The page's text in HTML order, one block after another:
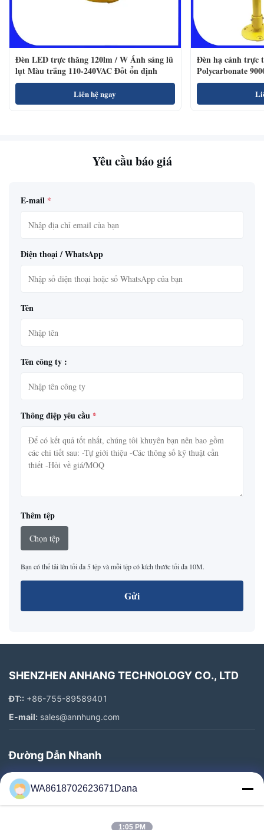
Đèn LED trực thăng 120lm / W Ánh sáng lũ
lụt Màu trắng 110-240VAC Đốt ổn định
Liên hệ ngay
Đèn hạ cánh trực
Polycarbonate
Yêu cầu báo giá
E-mail *
Điện thoại / WhatsApp
Tên
Tên công ty :
Thông điệp yêu cầu *
Thêm tệp
Chọn tệp
Bạn có thể tải lên tối đa 5 tệp và mỗi tệp có kích thước tối đa 10M.
Gửi
SHENZHEN ANHANG TECHNOLOGY CO., LTD
ĐT:: +86-755-89589401
E-mail: sales@annhung.com
Đường Dẫn Nhanh
Nhà
Sản Phẩm
WA8618702623671Dana
1:05 PM